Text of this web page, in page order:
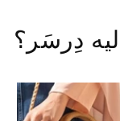
ليه دِرسَر؟